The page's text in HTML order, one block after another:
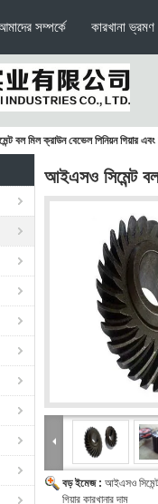
সম্পর্কে কারখানা ভ্রমণ
বল মিল ক্রাউন বেভেল পিনিয়ন গিয়ার এবং
আইএসও সিমেন্ট বল
বড় ইমেজ : আইএসও
গিয়ার কারখানার দাম